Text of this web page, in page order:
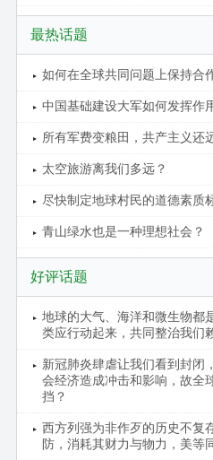
最热话题
如何在全球共同问题上保持合
中国基础建设大军如何发挥作
所有军费变粮田，共产主义还
太空旅游离我们多远？
尽快制定地球村民的道德素质
青山绿水也是一种理想社会？
好评话题
地球的大气、海洋和微生物都
类应行动起来，共同整治我们
新冠肺炎肆虐让我们看到封闭
会经济造成冲击和影响，故全
挡？
西方列强为非作歹的历史不复
防，消耗其财力与物力，美等